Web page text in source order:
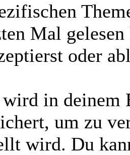
Mal
oder
in deinem
um zu
wird. Du